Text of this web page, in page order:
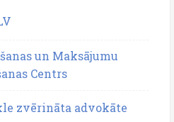
un Maksājumu
Centrs
zvērināta advokāte